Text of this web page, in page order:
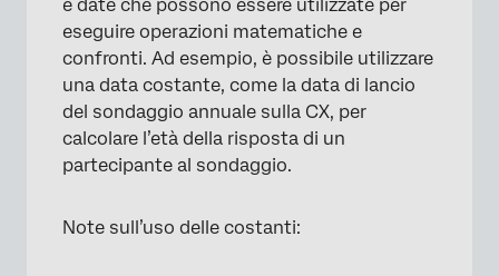
e date che possono essere utilizzate per
eseguire operazioni matematiche e
confronti. Ad esempio, è possibile utilizzare
una data costante, come la data di lancio
del sondaggio annuale sulla CX, per
calcolare l’età della risposta di un
partecipante al sondaggio.
Note sull’uso delle costanti: